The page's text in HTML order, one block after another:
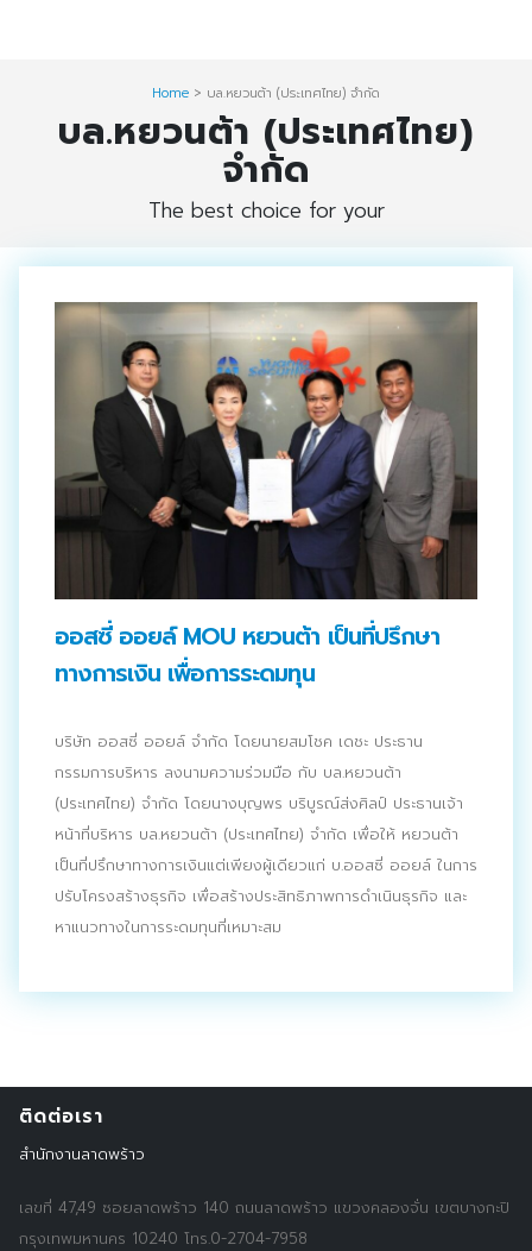
Event & Exhibition Solution
intro
ข้อมูลบริษัท
จัดงานแสดงสินค้าและอีเว้นท์ต่าง ๆ
ติดต่อเรา
บริการของเรา
ประชาสัมพันธ์ผ่านสื่อออฟไลน์และสื่อออนไลน์
ผลงานของเรา
ผลิตสิ่งพิมพ์และที่เกี่ยวข้อง
หน้าแรก
อบรมสัมมนาออฟไลน์และออนไลน์
Home > บล.หยวนต้า (ประเทศไทย) จำกัด
บล.หยวนต้า (ประเทศไทย)
จำกัด
The best choice for your
ออสซี่ ออยล์ MOU หยวนต้า เป็นที่ปรึกษา
ทางการเงิน เพื่อการระดมทุน
บริษัท ออสซี่ ออยล์ จำกัด โดยนายสมโชค เดชะ ประธาน
กรรมการบริหาร ลงนามความร่วมมือ กับ บล.หยวนต้า
(ประเทศไทย) จำกัด โดยนางบุญพร บริบูรณ์ส่งศิลป์ ประธานเจ้า
หน้าที่บริหาร บล.หยวนต้า (ประเทศไทย) จำกัด เพื่อให้ หยวนต้า
เป็นที่ปรึกษาทางการเงินแต่เพียงผู้เดียวแก่ บ.ออสซี่ ออยล์ ในการ
ปรับโครงสร้างธุรกิจ เพื่อสร้างประสิทธิภาพการดำเนินธุรกิจ และ
หาแนวทางในการระดมทุนที่เหมาะสม
ติดต่อเรา
สำนักงานลาดพร้าว
เลขที่ 47,49 ซอยลาดพร้าว 140 ถนนลาดพร้าว แขวงคลองจั่น เขตบางกะปิ
กรุงเทพมหานคร 10240 โทร.0-2704-7958